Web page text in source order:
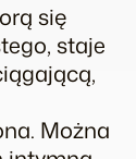
się
staje
Można